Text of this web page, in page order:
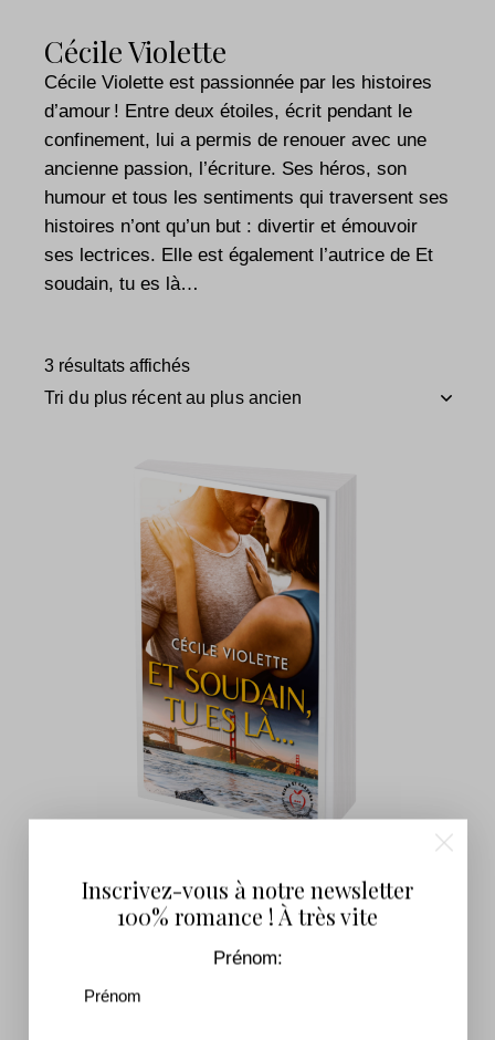
Cécile Violette
Cécile Violette est passionnée par les histoires
d’amour ! Entre deux étoiles, écrit pendant le
confinement, lui a permis de renouer avec une
ancienne passion, l’écriture. Ses héros, son
humour et tous les sentiments qui traversent ses
histoires n’ont qu’un but : divertir et émouvoir
ses lectrices. Elle est également l’autrice de Et
soudain, tu es là…
3 résultats affichés
Et soudain tu es là…
7,99€ – 17,90€
Inscrivez-vous à notre newsletter
100% romance ! À très vite
Prénom: